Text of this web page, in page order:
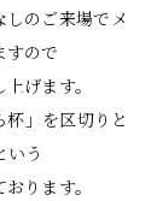
のご来場でメ
すので
げます。
」を区切りと
いう
ります。